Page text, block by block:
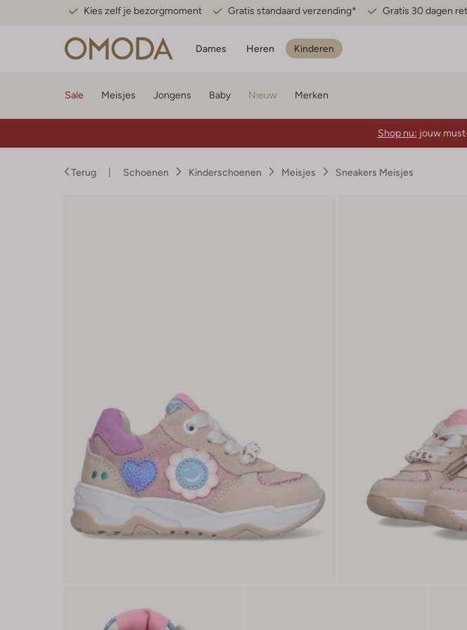
Kies zelf je bezorgmoment Gratis standaard verzending* Gratis 30 dagen
Dames Heren Kinderen
Sale Meisjes Jongens Baby Nieuw Merken
Shop nu: jouw
Terug Schoenen Kinderschoenen Meisjes Sneakers Meisjes